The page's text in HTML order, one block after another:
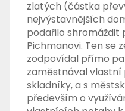
zlatých (částka
nejvýstavnějších
podařilo shromáždit
Pichmanovi. Ten se
zodpovídal přímo
zaměstnával
skladníky, a s
především o